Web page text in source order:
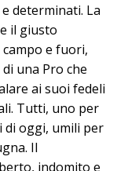
determinati. La
il giusto
e fuori,
una Pro che
ai suoi fedeli
Tutti, uno per
di oggi, umili per
Il
indomito e